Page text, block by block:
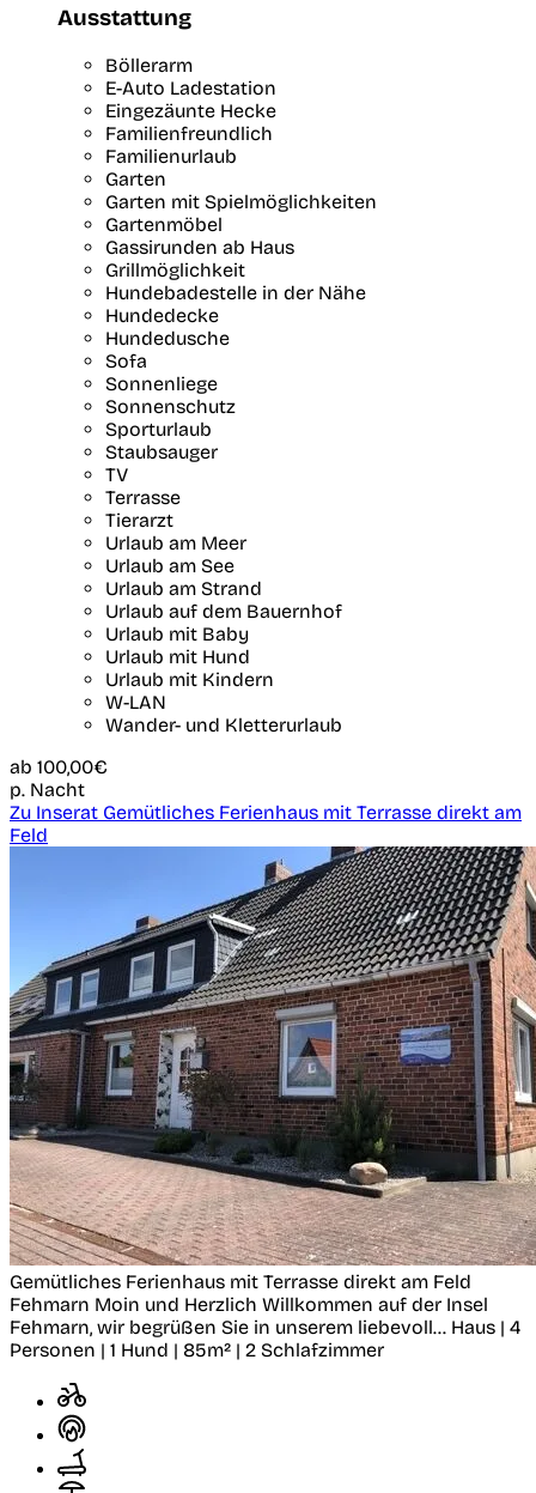
Ausstattung
Böllerarm
E-Auto Ladestation
Eingezäunte Hecke
Familienfreundlich
Familienurlaub
Garten
Garten mit Spielmöglichkeiten
Gartenmöbel
Gassirunden ab Haus
Grillmöglichkeit
Hundebadestelle in der Nähe
Hundedecke
Hundedusche
Sofa
Sonnenliege
Sonnenschutz
Sporturlaub
Staubsauger
TV
Terrasse
Tierarzt
Urlaub am Meer
Urlaub am See
Urlaub am Strand
Urlaub auf dem Bauernhof
Urlaub mit Baby
Urlaub mit Hund
Urlaub mit Kindern
W-LAN
Wander- und Kletterurlaub
ab 100,00€
p. Nacht
Zu Inserat Gemütliches Ferienhaus mit Terrasse direkt am
Feld
Gemütliches Ferienhaus mit Terrasse direkt am Feld
Fehmarn Moin und Herzlich Willkommen auf der Insel
Fehmarn, wir begrüßen Sie in unserem liebevoll... Haus | 4
Personen | 1 Hund | 85m² | 2 Schlafzimmer